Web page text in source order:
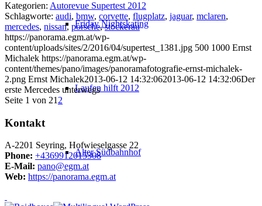
Friday Nightskating
Laufen hilft 2012
Alter Südbahnhof
Kategorien: Autorevue Supertest 2012
Schlagworte: audi, bmw, corvette, flugplatz, jaguar, mclaren,
mercedes, nissan, porsche,stockerau
https://panorama.egm.at/wp-
content/uploads/sites/2/2016/04/supertest_1381.jpg 500 1000 Ernst
Michalek https://panorama.egm.at/wp-
content/themes/pano/images/panoramafotografie-ernst-michalek-
2.png Ernst Michalek2013-06-12 14:32:062013-06-12 14:32:06Der
erste Mercedes unterwegs
Seite 1 von 21 2
Kontakt
A-2201 Seyring, Hofwieselgasse 22
Phone: +4369912015308
E-Mail: pano@egm.at
Web: https://panorama.egm.at